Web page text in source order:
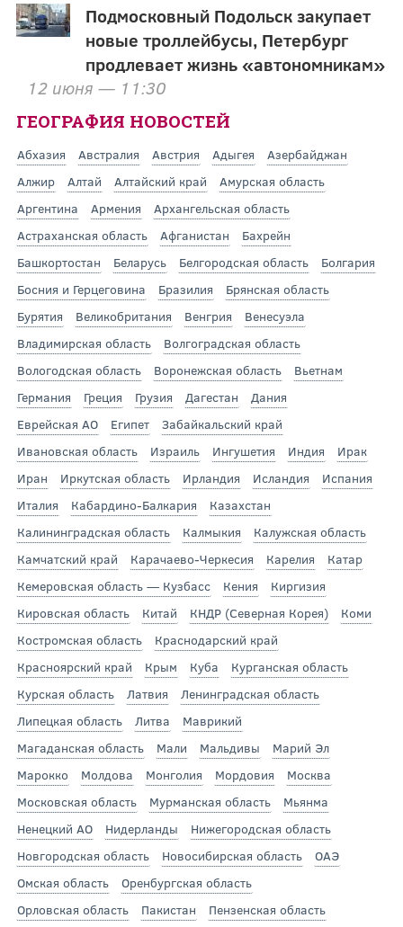
Подмосковный Подольск закупает
новые троллейбусы, Петербург
продлевает жизнь «автономникам»
12 июня — 11:30
ГЕОГРАФИЯ НОВОСТЕЙ
Абхазия Австралия Австрия Адыгея
Азербайджан
Алжир
Алтай Алтайский край
Амурская область
Аргентина
Армения
Архангельская область
Астраханская область
Афганистан
Бахрейн
Башкортостан
Беларусь Белгородская область
Болгария
Босния и Герцеговина
Бразилия
Брянская область
Бурятия
Великобритания Венгрия
Венесуэла
Владимирская область
Волгоградская область
Вологодская область
Воронежская область
Вьетнам
Германия
Греция Грузия Дагестан
Дания
Еврейская АО
Египет
Забайкальский край
Ивановская область
Израиль Ингушетия Индия
Ирак
Иран
Иркутская область Ирландия Исландия
Испания
Италия
Кабардино-Балкария
Казахстан
Калининградская область
Калмыкия
Калужская область
Камчатский край
Карачаево-Черкесия Карелия
Катар
Кемеровская область — Кузбасс
Кения
Киргизия
Кировская область
Китай КНДР (Северная Корея)
Коми
Костромская область
Краснодарский край
Красноярский край
Крым Куба
Курганская область
Курская область
Латвия
Ленинградская область
Липецкая область
Литва
Маврикий
Магаданская область
Мали Мальдивы
Марий Эл
Марокко
Молдова Монголия Мордовия
Москва
Московская область
Мурманская область
Мьянма
Ненецкий АО
Нидерланды
Нижегородская область
Новгородская область
Новосибирская область
ОАЭ
Омская область
Оренбургская область
Орловская область
Пакистан
Пензенская область